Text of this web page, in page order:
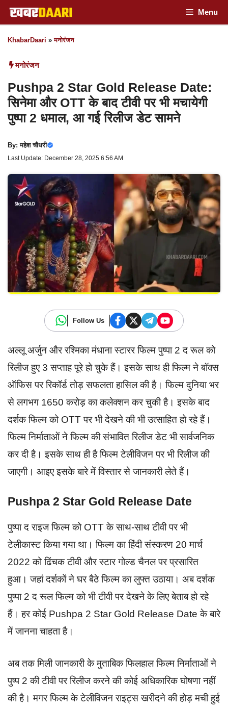
Skip
to
content
Menu
KhabarDaari »मनोरंजन
मनोरंजन
Pushpa 2 Star Gold Release Date:
सिनेमा और OTT के बाद टीवी पर भी मचायेगी
पुष्पा 2 धमाल, आ गई रिलीज डेट सामने
By:महेश चौधरी
Last Update: December 28, 2025 6:56 AM
Follow Us
अल्लू अर्जुन और रश्मिका मंधाना स्टारर फिल्म पुष्पा 2 द रूल को
रिलीज हुए 3 सप्ताह पूरे हो चुके हैं। इसके साथ ही फिल्म ने बॉक्स
ऑफिस पर रिकॉर्ड तोड़ सफलता हासिल की है। फिल्म दुनिया भर
से लगभग 1650 करोड़ का कलेक्शन कर चुकी है। इसके बाद
दर्शक फिल्म को OTT पर भी देखने की भी उत्साहित हो रहे हैं।
फिल्म निर्माताओं ने फिल्म की संभावित रिलीज डेट भी सार्वजनिक
कर दी है। इसके साथ ही है फिल्म टेलीविजन पर भी रिलीज की
जाएगी। आइए इसके बारे में विस्तार से जानकारी लेते हैं।
Pushpa 2 Star Gold Release Date
पुष्पा द राइज फिल्म को OTT के साथ-साथ टीवी पर भी
टेलीकास्ट किया गया था। फिल्म का हिंदी संस्करण 20 मार्च
2022 को ढिंचक टीवी और स्टार गोल्ड चैनल पर प्रसारित
हुआ। जहां दर्शकों ने घर बैठे फिल्म का लुफ्त उठाया। अब दर्शक
पुष्पा 2 द रूल फिल्म को भी टीवी पर देखने के लिए बेताब हो रहे
हैं। हर कोई Pushpa 2 Star Gold Release Date के बारे
में जानना चाहता है।
अब तक मिली जानकारी के मुताबिक फिलहाल फिल्म निर्माताओं ने
पुष्प 2 की टीवी पर रिलीज करने की कोई अधिकारिक घोषणा नहीं
की है। मगर फिल्म के टेलीविजन राइट्स खरीदने की होड़ मची हुई